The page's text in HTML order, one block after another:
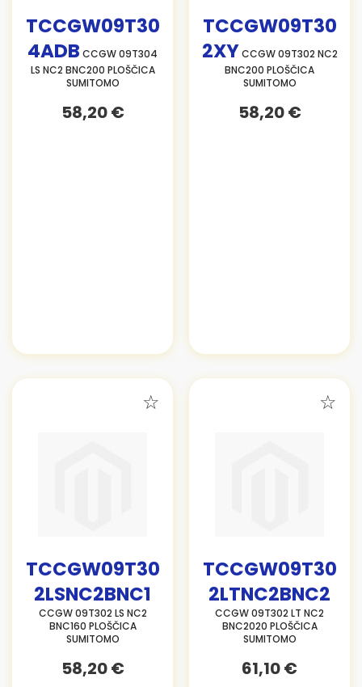
TCCGW09T30
4ADB CCGW 09T304
LS NC2 BNC200 PLOŠČICA
SUMITOMO
58,20 €
TCCGW09T30
2XY CCGW 09T302 NC2
BNC200 PLOŠČICA
SUMITOMO
58,20 €
TCCGW09T30
2LSNC2BNC1
CCGW 09T302 LS NC2
BNC160 PLOŠČICA
SUMITOMO
58,20 €
TCCGW09T30
2LTNC2BNC2
CCGW 09T302 LT NC2
BNC2020 PLOŠČICA
SUMITOMO
61,10 €